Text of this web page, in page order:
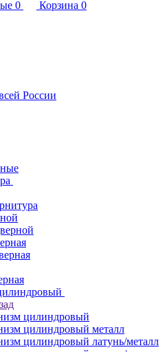
0 Корзина 0
России
цилиндровый
цилиндровый металл
цилиндровый латунь/металл